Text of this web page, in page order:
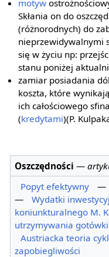
motyw
Skłania on do
(różnorodnych) do
nieprzewidywalnymi
się w życiu np:
stanu poniżej
zamiar posiadania
koszta, które
ich całościowego
(kredytami)(P.
Oszczędności —
Popyt efektywny
—
—
Wydatki
koniunkturalnego M.
utrzymywania gotówki
Austriacka teoria
zapobiegliwości